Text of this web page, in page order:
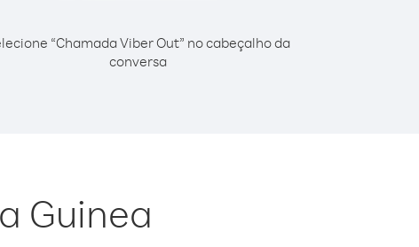
“Chamada Viber Out” no cabeçalho da
conversa
Guinea